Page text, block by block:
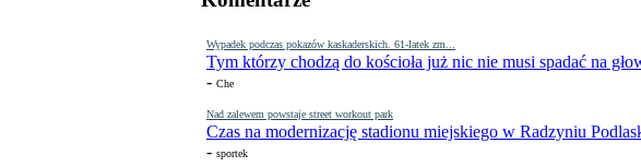
Wypadek podczas pokazów kaskaderskich. 61-latek zm...
Tym którzy chodzą do kościoła już nic nie musi spadać na
- Che
Nad zalewem powstaje street workout park
Czas na modernizację stadionu miejskiego w Radzyniu
- sportek